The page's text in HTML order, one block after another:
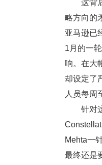
这背后
略方向的
亚马逊已
1月的一
响。在大
却设定了
人员每周
针对这
Mehta一
最终还是